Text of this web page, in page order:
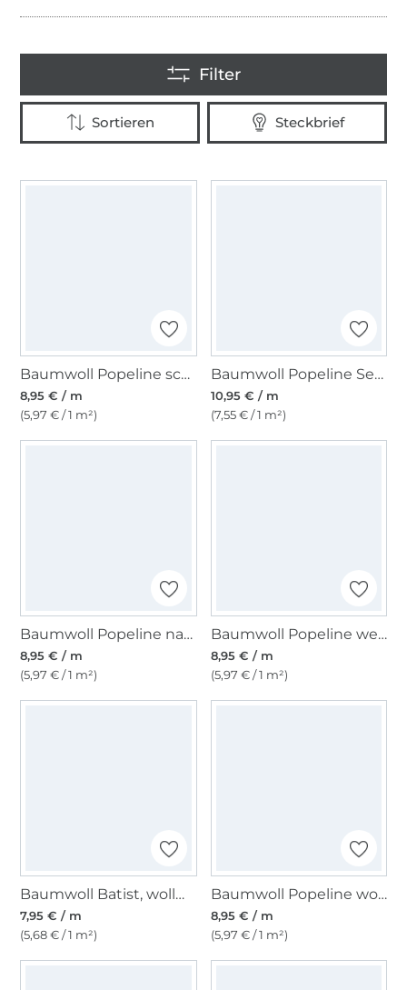
Baumwoll Popeline schwarz
8,95 € / m
(5,97 € / 1 m²)
Baumwoll Popeline Sea Animals, petrol
10,95 € / m
(7,55 € / 1 m²)
Baumwoll Popeline navy
8,95 € / m
(5,97 € / 1 m²)
Baumwoll Popeline weiß
8,95 € / m
(5,97 € / 1 m²)
Baumwoll Batist, wollweiss
7,95 € / m
(5,68 € / 1 m²)
Baumwoll Popeline wollweiß
8,95 € / m
(5,97 € / 1 m²)